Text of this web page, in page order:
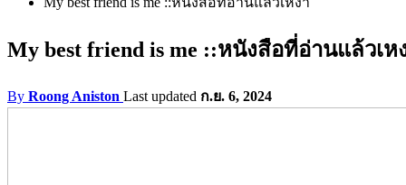
My best friend is me ::หนังสือที่อ่านแล้วเห
By Roong Aniston Last updated ก.ย. 6, 2024